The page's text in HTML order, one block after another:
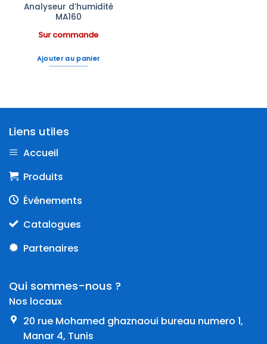
Analyseur d’humidité
MA160
Sur commande
Ajouter au panier
Liens utiles
Accueil
Produits
Événements
Catalogues
Partenaires
Qui sommes-nous ?
Nos locaux
20 rue Mohamed ghaznaoui bureau numero 1,
Manar 4, Tunis